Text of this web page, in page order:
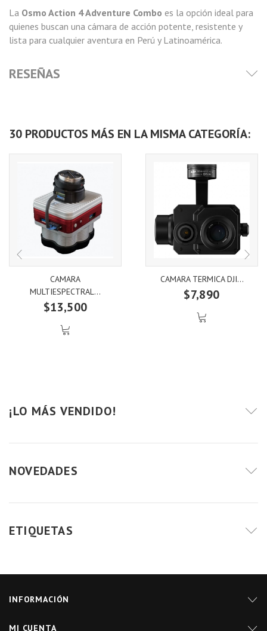
La Osmo Action 4 Adventure Combo es la opción ideal para
quienes buscan una cámara de acción potente, resistente y
lista para cualquier aventura en Perú y Latinoamérica.
RESEÑAS
30 PRODUCTOS MÁS EN LA MISMA CATEGORÍA:
CAMARA
MULTIESPECTRAL...
$13,500
CAMARA TERMICA DJI...
$7,890
¡LO MÁS VENDIDO!
NOVEDADES
ETIQUETAS
INFORMACIÓN
MI CUENTA